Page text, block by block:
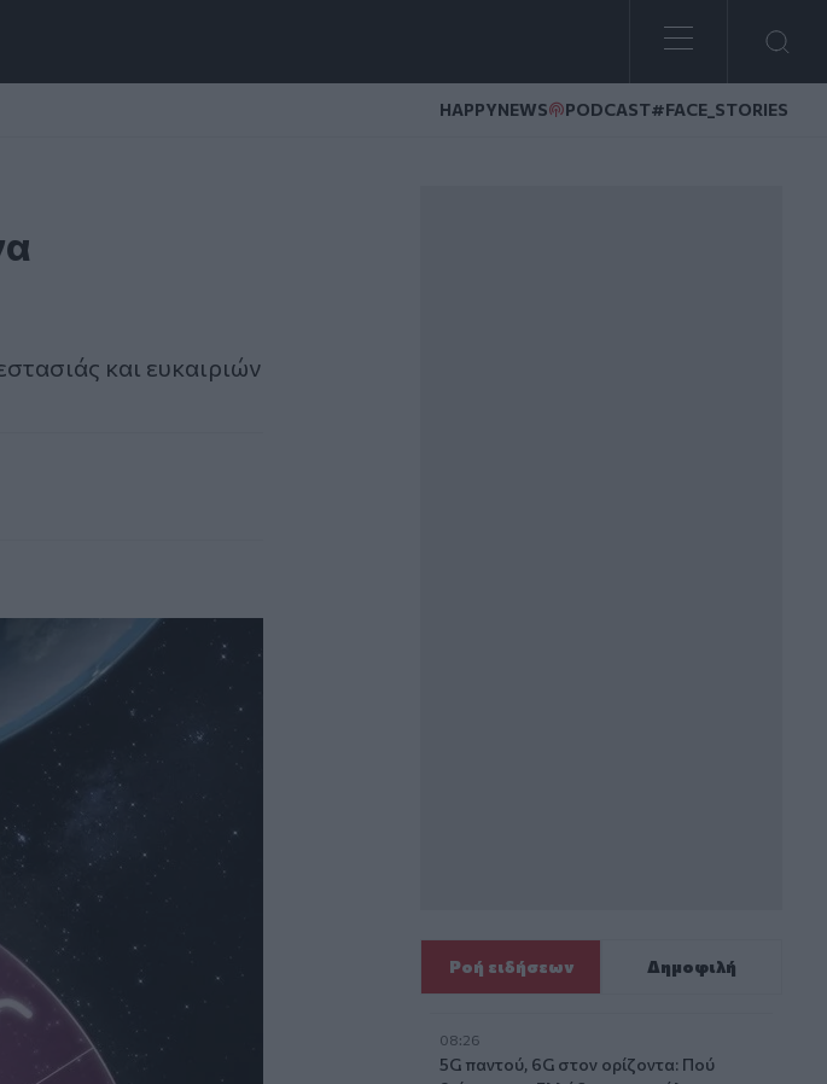
HAPPYNEWS PODCAST#FACE_STORIES
και ευκαιριών
Ροή ειδήσεων Δημοφιλή
08:26
5G παντού, 6G στον ορίζοντα: Πού